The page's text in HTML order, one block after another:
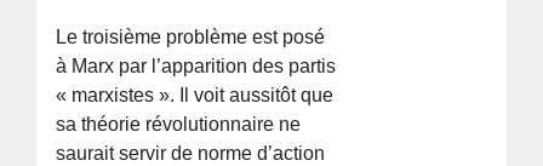
Le troisième problème est posé
à Marx par l’apparition des partis
« marxistes ». Il voit aussitôt que
sa théorie révolutionnaire ne
saurait servir de norme d’action